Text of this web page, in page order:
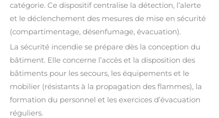
catégorie. Ce dispositif centralise la détection, l’alerte
et le déclenchement des mesures de mise en sécurité
(compartimentage, désenfumage, évacuation).
La sécurité incendie se prépare dès la conception du
bâtiment. Elle concerne l’accès et la disposition des
bâtiments pour les secours, les équipements et le
mobilier (résistants à la propagation des flammes), la
formation du personnel et les exercices d’évacuation
réguliers.